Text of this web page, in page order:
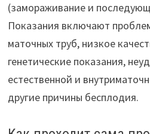
(замораживание и
Показания включают
маточных труб, низкое
генетические показания,
естественной и
другие причины бесплодия.